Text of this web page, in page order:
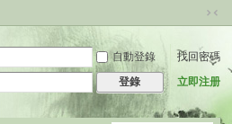
切
到
窄
自動登錄
找回密碼
登錄 立即注册